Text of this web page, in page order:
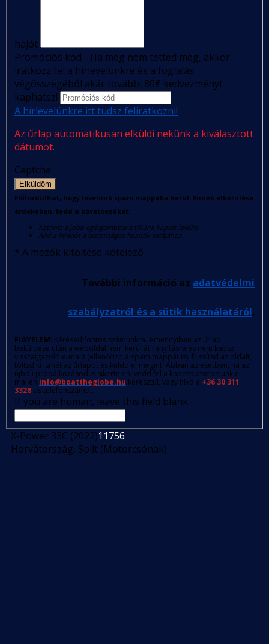
hajót
Promóciós kód - Ha még nem tetted meg, akkor
iratkozz fel a hírlevelünkre és a foglalás
végösszegéből akár további 80€ kedvezményt
kaphatsz!
A hírlevelünkre itt tudsz feliratkozni!
Az űrlap automatikusan elküldi nekünk a kiválasztott
dátumot.
Captcha
Elküldöm
Előfordulhat, hogy levelünk spam mappába kerül. Ennek elkerülése
érdekében, tedd a következőket:
Kattints a jobb egérgombbal a tőlünk kapott levélre
Add a feladót a biztonságos feladók listájához
* A mezők kitöltése kötelező
További információ az adatvédelmi
szabályzatról és a sütik használatáról.
FIGYELEM: Kérésed fontos számunkra. Amennyiben az űrlap
beküldése után a weboldal nem kerül átirányításra és nem kapsz
visszaigazoló e-mailt (ellenőrizd a spam mappát is), frissítsd az oldalt,
töltsd ki ismét az űrlapot és küldd el megint! Abban az esetben, ha az
újbóli próbálkozásod is sikertelen, vedd fel a kapcsolatot velünk e-
mailen info@boattheglobe.hu keresztül, vagy hívd a +36 30 311
3328-as telefonszámot.
If you are human, leave this field blank.
X-Power 33C (2022)11756
Horvátország, Split (Motorcsónak)